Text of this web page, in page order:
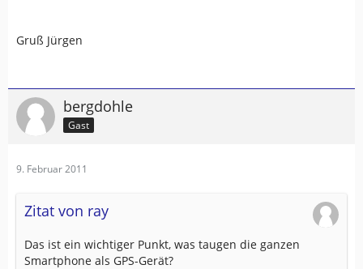
Gruß Jürgen
bergdohle
Gast
9. Februar 2011
Zitat von ray
Das ist ein wichtiger Punkt, was taugen die ganzen
Smartphone als GPS-Gerät?